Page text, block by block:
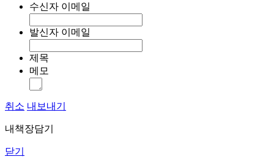
수신자 이메일
발신자 이메일
제목
메모
취소 내보내기
내책장담기
닫기